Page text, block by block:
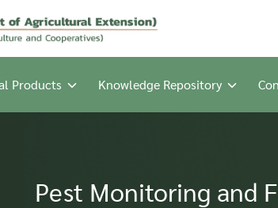
กรมส่งเสริม
Products Knowledge Repository
Pest Monitoring and